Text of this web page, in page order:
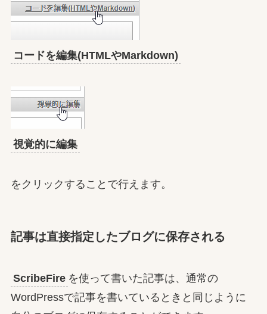
コードを編集(HTMLやMarkdown)
視覚的に編集
をクリックすることで行えます。
記事は直接指定したブログに保存される
ScribeFire を使って書いた記事は、通常の
WordPressで記事を書いているときと同じように